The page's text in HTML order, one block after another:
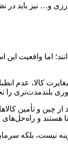
نیز باید در
اما واقعیت
کالا، عدم
بلندمدت‌تری را
چین و تأمین
هستند و راه‌حل‌های
بلکه